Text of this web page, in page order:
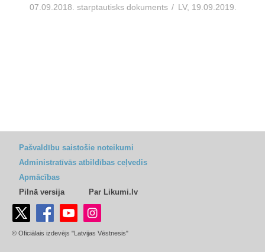
07.09.2018. starptautisks dokuments / LV, 19.09.2019.
Pašvaldību saistošie noteikumi
Administratīvās atbildības ceļvedis
Apmācības
Pilnā versija
Par Likumi.lv
© Oficiālais izdevējs "Latvijas Vēstnesis"